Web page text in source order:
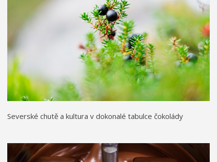
Severské chutě a kultura v dokonalé tabulce čokolády